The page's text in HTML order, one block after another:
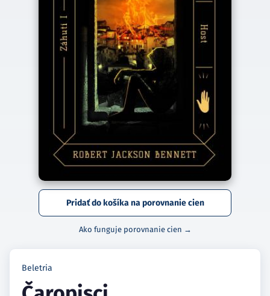
Pridať do košíka na porovnanie cien
Ako funguje porovnanie cien →
Beletria